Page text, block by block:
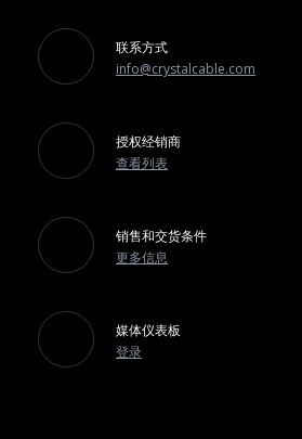
联系方式
info@crystalcable.com
授权经销商
查看列表
销售和交货条件
更多信息
媒体仪表板
登录